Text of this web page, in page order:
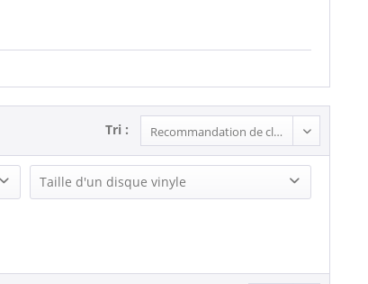
Tri :
Taille d'un disque vinyle